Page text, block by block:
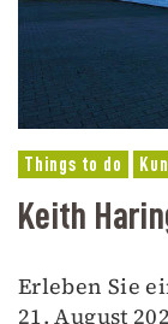
Things to do
Keith
Erleben Sie
21. August